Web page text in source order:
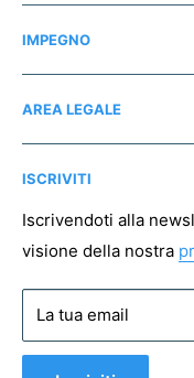
Contatti
Chi siamo
Recensioni
Instagram
Mappa del sito
IMPEGNO
Regali consapevoli
Associazioni no profit
AREA LEGALE
Pagamento sicuro
Spedizioni
Resi
Condizioni di vendita
Privacy policy
Cookie policy
ISCRIVITI
Iscrivendoti alla
visione della nostra
La tua email